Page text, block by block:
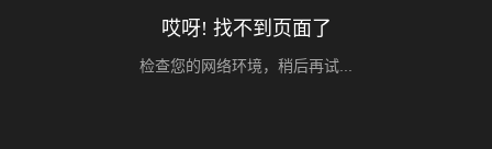
哎呀! 找不到页面了
检查您的网络环境，稍后再试...